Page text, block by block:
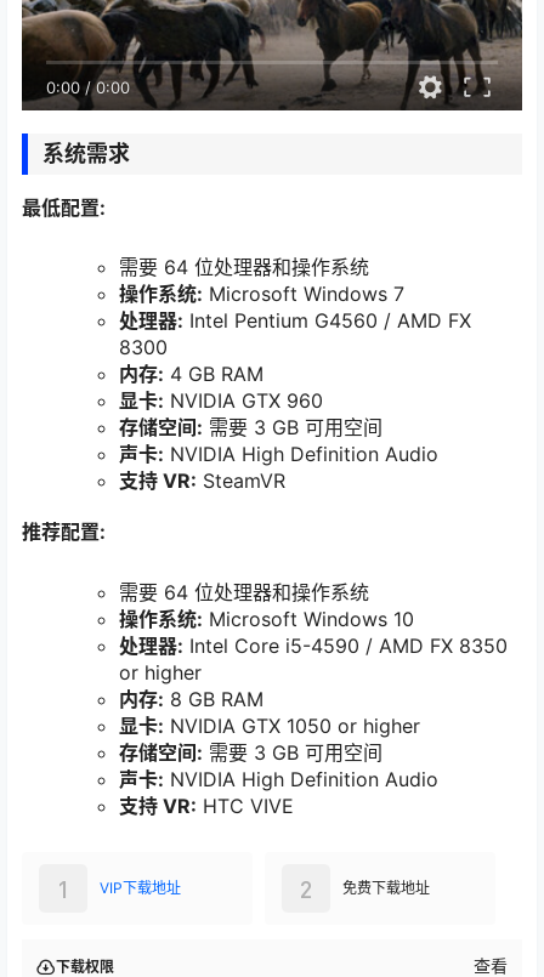
0:00 /0:00
系统需求
最低配置:
需要 64 位处理器和操作系统
操作系统: Microsoft Windows 7
处理器: Intel Pentium G4560 / AMD FX
8300
内存: 4 GB RAM
显卡: NVIDIA GTX 960
存储空间: 需要 3 GB 可用空间
声卡: NVIDIA High Definition Audio
支持 VR: SteamVR
推荐配置:
需要 64 位处理器和操作系统
操作系统: Microsoft Windows 10
处理器: Intel Core i5-4590 / AMD FX 8350
or higher
内存: 8 GB RAM
显卡: NVIDIA GTX 1050 or higher
存储空间: 需要 3 GB 可用空间
声卡: NVIDIA High Definition Audio
支持 VR: HTC VIVE
VIP下载地址
1 免费下载地址
2
下载权限 查看